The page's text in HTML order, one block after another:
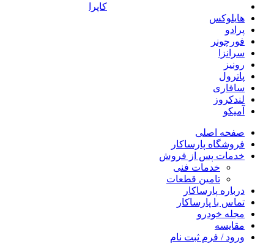
کاپرا
هایلوکس
پرادو
فورچونر
سرانزا
رونیز
پاترول
سافاری
لندکروز
آمیکو
صفحه اصلی
فروشگاه پارساکار
خدمات پس از فروش
خدمات فنی
تامین قطعات
درباره پارساکار
تماس با پارساکار
مجله خودرو
مقایسه
ورود / فرم ثبت نام